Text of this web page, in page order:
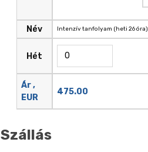
Név
Hét
Ár ,
EUR
Intenzív tanfolyam (heti 26 óra)
475.00
Szállás